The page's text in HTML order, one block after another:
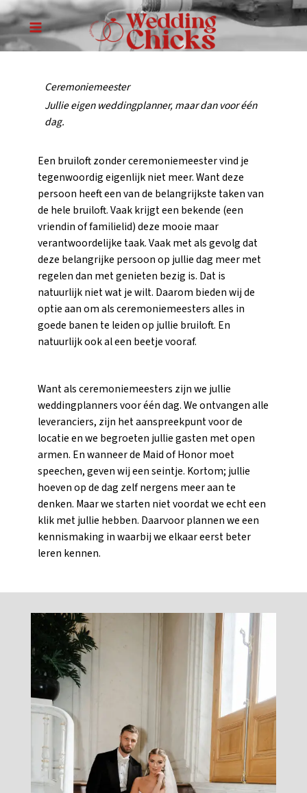
Ga
naar
de
MAIN
Ceremoniemeester
Jullie eigen weddingplanner, maar dan voor één
dag.
Een bruiloft zonder ceremoniemeester vind je
tegenwoordig eigenlijk niet meer. Want deze
persoon heeft een van de belangrijkste taken van
de hele bruiloft. Vaak krijgt een bekende (een
vriendin of familielid) deze mooie maar
verantwoordelijke taak. Vaak met als gevolg dat
deze belangrijke persoon op jullie dag meer met
regelen dan met genieten bezig is. Dat is
natuurlijk niet wat je wilt. Daarom bieden wij de
optie aan om als ceremoniemeesters alles in
goede banen te leiden op jullie bruiloft. En
natuurlijk ook al een beetje vooraf.
Want als ceremoniemeesters zijn we jullie
weddingplanners voor één dag. We ontvangen alle
leveranciers, zijn het aanspreekpunt voor de
locatie en we begroeten jullie gasten met open
armen. En wanneer de Maid of Honor moet
speechen, geven wij een seintje. Kortom; jullie
hoeven op de dag zelf nergens meer aan te
denken. Maar we starten niet voordat we echt een
klik met jullie hebben. Daarvoor plannen we een
kennismaking in waarbij we elkaar eerst beter
leren kennen.